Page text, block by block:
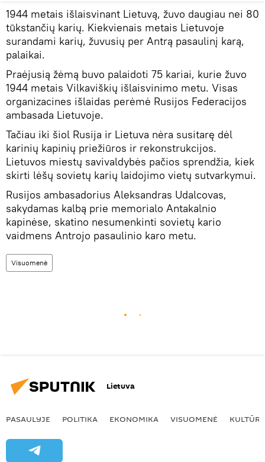
1944 metais išlaisvinant Lietuvą, žuvo daugiau nei 80
tūkstančių karių. Kiekvienais metais Lietuvoje
surandami karių, žuvusių per Antrą pasaulinį karą,
palaikai.
Praėjusią žėmą buvo palaidoti 75 kariai, kurie žuvo
1944 metais Vilkaviškių išlaisvinimo metu. Visas
organizacines išlaidas perėmė Rusijos Federacijos
ambasada Lietuvoje.
Tačiau iki šiol Rusija ir Lietuva nėra susitarę dėl
karinių kapinių priežiūros ir rekonstrukcijos.
Lietuvos miestų savivaldybės pačios sprendžia, kiek
skirti lėšų sovietų karių laidojimo vietų sutvarkymui.
Rusijos ambasadorius Aleksandras Udalcovas,
sakydamas kalbą prie memorialo Antakalnio
kapinėse, skatino nesumenkinti sovietų kario
vaidmens Antrojo pasaulinio karo metu.
Visuomenė
Lietuva
PASAULYJE POLITIKA EKONOMIKA VISUOMENĖ KULTŪRA